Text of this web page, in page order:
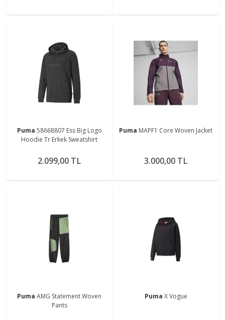
Puma 58668807 Ess Big Logo
Hoodie Tr Erkek Sweatshirt
2.099,00 TL
Puma MAPF1 Core Woven Jacket
3.000,00 TL
Puma AMG Statement Woven
Pants
Puma X Vogue